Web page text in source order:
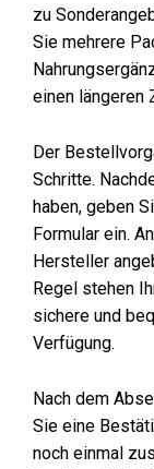
zu
Sie mehrere
einen längeren
Der
Schritte.
haben, geben
Formular ein.
Hersteller
Regel stehen
sichere und
Verfügung.
Nach dem
Sie eine
noch einmal